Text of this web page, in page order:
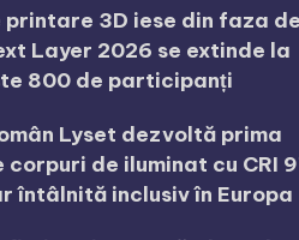
3D iese din faza de
Layer 2026 se extinde la
800 de participanți
Lyset dezvoltă prima
de iluminat cu CRI
întâlnită inclusiv în Europa